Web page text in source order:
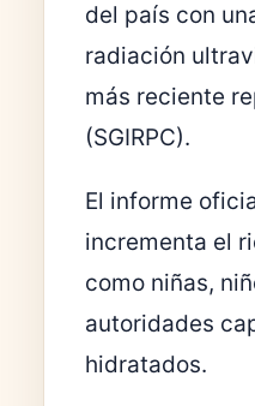
del país con
radiación
más reciente
(SGIRPC).
El informe
incrementa el
como niñas,
autoridades
hidratados.